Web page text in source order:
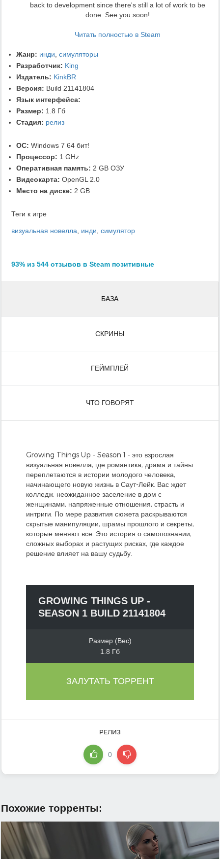
back to development since there's still a lot of work to be
done. See you soon!
Читать полностью в Steam
Жанр: инди симуляторы
Разработчик: King
Издатель: KinkBR
Версия: Build 21141804
Язык интерфейса:
Размер: 1.8 Гб
Стадия: релиз
ОС: Windows 7 64 бит!
Процессор: 1 GHz
Оперативная память: 2 GB ОЗУ
Видеокарта: OpenGL 2.0
Место на диске: 2 GB
Теги к игре
визуальная новелла инди симулятор
93% из 544 отзывов в Steam позитивные
БАЗА
СКРИНЫ
ГЕЙМПЛЕЙ
ЧТО ГОВОРЯТ
Growing Things Up - Season 1 - это взрослая
визуальная новелла, где романтика, драма и тайны
переплетаются в истории молодого человека,
начинающего новую жизнь в Саут-Лейк. Вас ждет
колледж, неожиданное заселение в дом с
женщинами, напряженные отношения, страсть и
интриги. По мере развития сюжета раскрываются
скрытые манипуляции, шрамы прошлого и секреты,
которые меняют все. Это история о самопознании,
сложных выборах и растущих рисках, где каждое
решение влияет на вашу судьбу.
GROWING THINGS UP -
SEASON 1 BUILD 21141804
Размер (Вес)
1.8 Гб
ЗАЛУТАТЬ ТОРРЕНТ
РЕЛИЗ
0
Похожие торренты: